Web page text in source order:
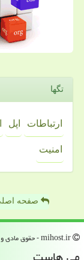
تگها
ارتباطات اپل
امنیت
صفحه